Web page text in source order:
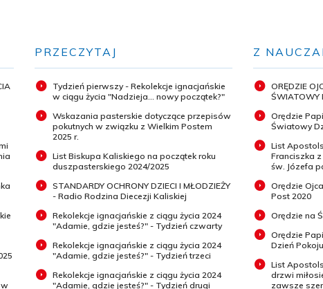
PRZECZYTAJ
Tydzień pierwszy - Rekolekcje ignacjańskie
w ciągu życia "Nadzieja... nowy początek?"
Wskazania pasterskie dotyczące przepisów
pokutnych w związku z Wielkim Postem
2025 r.
List Biskupa Kaliskiego na początek roku
duszpasterskiego 2024/2025
STANDARDY OCHRONY DZIECI I MŁODZIEŻY
- Radio Rodzina Diecezji Kaliskiej
Rekolekcje ignacjańskie z ciągu życia 2024
"Adamie, gdzie jesteś?" - Tydzień czwarty
Rekolekcje ignacjańskie z ciągu życia 2024
"Adamie, gdzie jesteś?" - Tydzień trzeci
Rekolekcje ignacjańskie z ciągu życia 2024
"Adamie, gdzie jesteś?" - Tydzień drugi
Z
ORĘDZIE
ŚWIATOWY
Orędzie
Światowy
List
Franciszka
św. Józefa
Orędzie
Post 2020
Orędzie na
Orędzie
Dzień
List
drzwi
zawsze